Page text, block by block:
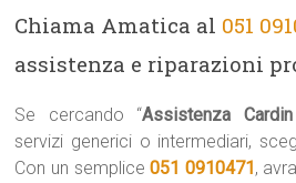
Chiama Amatica al 051
assistenza e riparazioni
Se cercando “Assistenza
servizi generici o intermediari,
Con un semplice051 0910471,